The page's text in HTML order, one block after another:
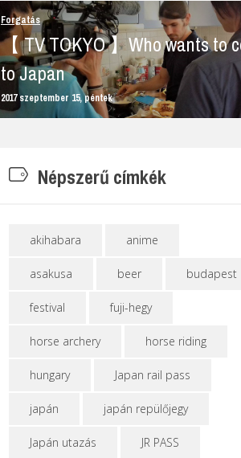
Forgatás
【 TV TOKYO 】Who wants to
to Japan
2017 szeptember 15, péntek
P Népszerű címkék
akihabara anime
asakusa beer budapest
festival fuji-hegy
horse archery horse riding
hungary Japan rail pass
japán japán repülőjegy
Japán utazás JR PASS